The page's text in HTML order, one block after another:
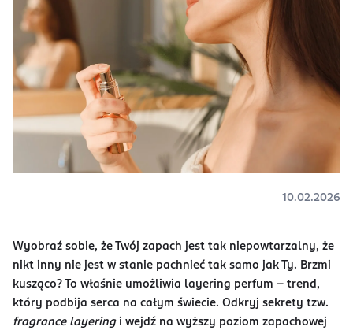
10.02.2026
Wyobraź sobie, że Twój zapach jest tak niepowtarzalny, że
nikt inny nie jest w stanie pachnieć tak samo jak Ty. Brzmi
kusząco? To właśnie umożliwia layering perfum – trend,
który podbija serca na całym świecie. Odkryj sekrety tzw.
fragrance layeringi wejdź na wyższy poziom zapachowej